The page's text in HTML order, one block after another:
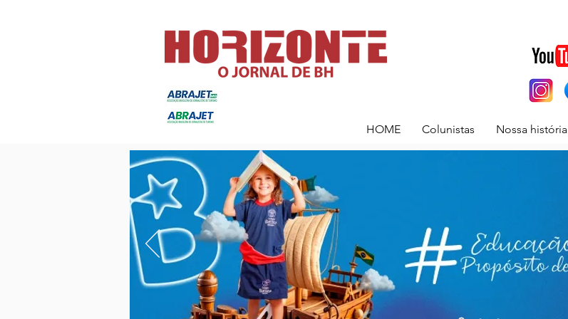
HOME Colunistas Nossa história